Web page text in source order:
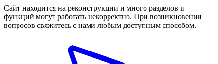
Сайт находится на реконструкции и много разделов и
функций могут работать некорректно. При возникновении
вопросов свяжитесь с нами любым доступным способом.